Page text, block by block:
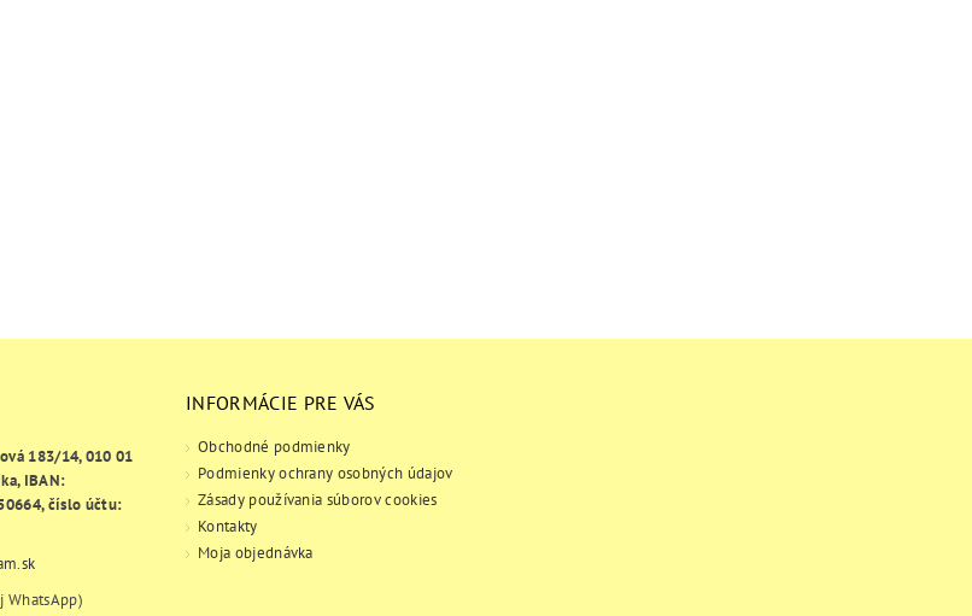
183/14, 010 01
IBAN:
číslo účtu:
WhatsApp)
INFORMÁCIE PRE VÁS
Obchodné podmienky
Podmienky ochrany osobných údajov
Zásady používania súborov cookies
Kontakty
Moja objednávka